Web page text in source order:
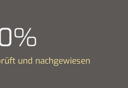
%
und nachgewiesen